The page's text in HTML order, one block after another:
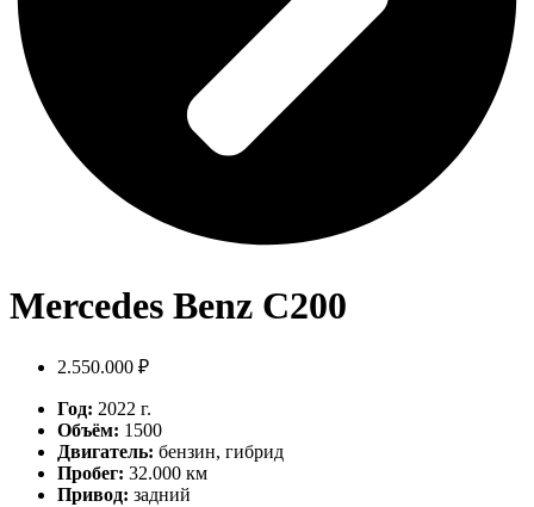
Mercedes Benz C200
2.550.000 ₽
Год: 2022 г.
Объём: 1500
Двигатель: бензин, гибрид
Пробег: 32.000 км
Привод: задний